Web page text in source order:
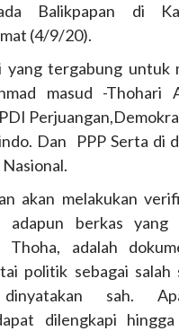
Balikpapan di
(4/9/20).
yang tergabung untuk
masud -Thohari
Dan PPP Serta di
akan melakukan
adapun berkas yang
Thoha, adalah
politik sebagai salah
dinyatakan sah.
dilengkapi